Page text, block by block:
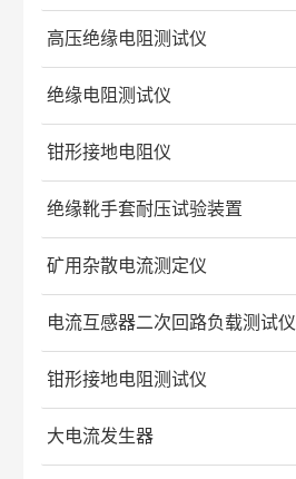
高压绝缘电阻测试仪
绝缘电阻测试仪
钳形接地电阻仪
绝缘靴手套耐压试验装置
矿用杂散电流测定仪
电流互感器二次回路负载测试仪
钳形接地电阻测试仪
大电流发生器